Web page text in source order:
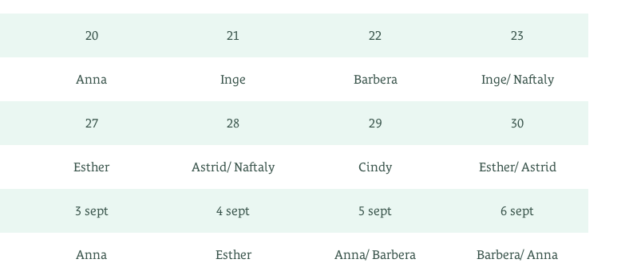
20 21 22 23
Anna Inge Barbera Inge/ Naftaly
27 28 29 30
Esther Astrid/ Naftaly Cindy Esther/ Astrid
3 sept 4 sept 5 sept 6 sept
Anna Esther Anna/ Barbera Barbera/ Anna